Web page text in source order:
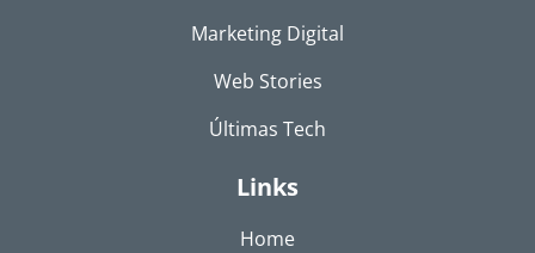
Marketing Digital
Web Stories
Últimas Tech
Links
Home